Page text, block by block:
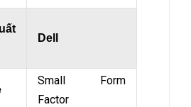
Dell
Small Form
Factor